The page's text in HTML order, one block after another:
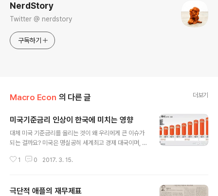
NerdStory
Twitter @ nerdstory
구독하기
Macro Econ 의 다른 글 더보기
미국기준금리 인상이 한국에 미치는 영향
대체 미국 기준금리를 올리는 것이 왜 우리에게 큰 이슈가
되는 걸까요? 미국은 명실공히 세계최고 경제 대국이며, 이
력을 끼치고 있습니다. 또한 미국화폐, 즉 달러는 전세계 공
산이 되었습니다. 현재 미국의 기준금리는 0.50~0.75%
1 0 2017. 3. 15.
극단적 애플의 재무제표